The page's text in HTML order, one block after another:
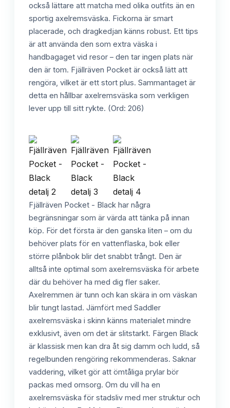
också lättare att matcha med olika outfits än en
sportig axelremsväska. Fickorna är smart
placerade, och dragkedjan känns robust. Ett tips
är att använda den som extra väska i
handbagaget vid resor – den tar ingen plats när
den är tom. Fjällräven Pocket är också lätt att
rengöra, vilket är ett stort plus. Sammantaget är
detta en hållbar axelremsväska som verkligen
lever upp till sitt rykte. (Ord: 206)
Fjällräven Pocket - Black har några
begränsningar som är värda att tänka på innan
köp. För det första är den ganska liten – om du
behöver plats för en vattenflaska, bok eller
större plånbok blir det snabbt trångt. Den är
alltså inte optimal som axelremsväska för arbete
där du behöver ha med dig fler saker.
Axelremmen är tunn och kan skära in om väskan
blir tungt lastad. Jämfört med Saddler
axelremsväska i skinn känns materialet mindre
exklusivt, även om det är slitstarkt. Färgen Black
är klassisk men kan dra åt sig damm och ludd, så
regelbunden rengöring rekommenderas. Saknar
vaddering, vilket gör att ömtåliga prylar bör
packas med omsorg. Om du vill ha en
axelremsväska för stadsliv med mer struktur och